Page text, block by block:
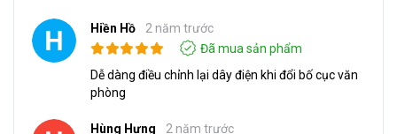
Hiền Hồ
2 năm trước
Đã mua sản phẩm
Dễ dàng điều chỉnh lại dây điện khi đổi bố cục văn
phòng
Hùng Hưng
2 năm trước